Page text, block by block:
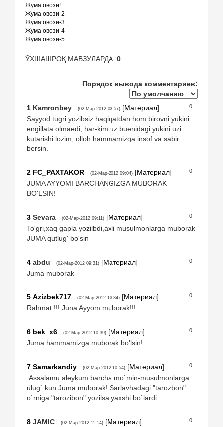
Жума овози!
Жума овози-2
Жума овози-3
Жума овози-4
Жума овози-5
ЎХШАШРОҚ МАВЗУЛАРДА: 0
Порядок вывода комментариев:
0
1 Kamronbey (02-Мар-2012 08:57) [Материал]
Sayyod tugri yozibsiz haqiqatdan hom birovni yukini
engillata olmaedi, har-kim uz buenidagi yukini uzi
kutarishi lozim, olloh hammamizga insof va sabir
bersin.
0
2 FC_PAXTAKOR (02-Мар-2012 09:04) [Материал]
JUMA AYYOMI BARCHANGIZGA MUBORAK
BO'LSIN!
0
3 Sevara (02-Мар-2012 09:11) [Материал]
To'gri,xaq gapla yozilbdi,axli musulmonlarga muborak
JUMA qutlug' bo'sin
0
4 abdu (02-Мар-2012 09:31) [Материал]
Juma muborak
0
5 Azizbek717 (02-Мар-2012 10:34) [Материал]
Rahmat !!! Juna Ayyom muborak!!!
0
6 bek_x6 (02-Мар-2012 10:39) [Материал]
Juma hammamizga muborak bo'lsin!
0
7 Samarkandiy (02-Мар-2012 10:54) [Материал]
Assalamu aleykum barcha mo`min-musulmonlarga
ulug` kun Juma muborak! Sarlavhadagi "tarozbon"
o`rniga "tarozibon" yozilsa yaxshi bo`lardi
0
8 JAMIC (02-Мар-2012 11:14) [Материал]